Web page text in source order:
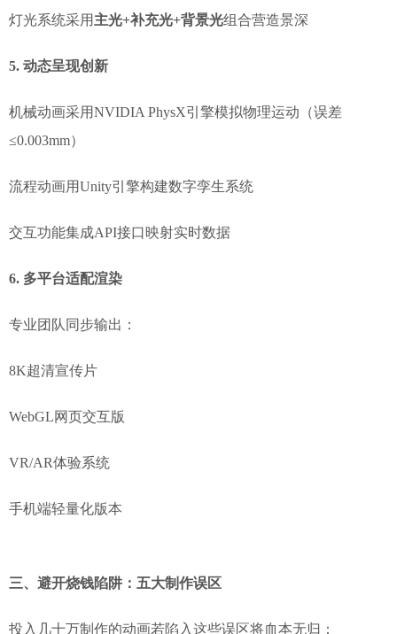
灯光系统采用 主光+补充光+背景光组合营造景深
5. 动态呈现创新
机械动画采用NVIDIA PhysX引擎模拟物理运动（误差
≤0.003mm）
流程动画用Unity引擎构建数字孪生系统
交互功能集成API接口映射实时数据
6. 多平台适配渲染
专业团队同步输出：
8K超清宣传片
WebGL网页交互版
VR/AR体验系统
手机端轻量化版本
三、避开烧钱陷阱：五大制作误区
投入几十万制作的动画若陷入这些误区将血本无归：